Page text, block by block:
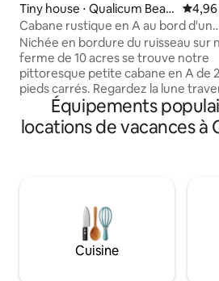
Tiny house ⋅ Qualicum Beac
h
4,96
Cabane rustique en A au bord d'un
ruisseau avec loft et terrasse
Nichée en bordure du ruisseau sur
ferme de 10 acres se trouve notre
pittoresque petite cabane en A de
pieds carrés. Regardez la lune
la fenêtre depuis le lit queen size
oreiller dans le loft. Au rez-de-
il y a un canapé convertible pour un
trouve un joli petit patio et un
directement sur la rive du ruisseau.
Observez les oiseaux, les cerfs et les
poissons. Nous avons des vaches,
Équipements
locations de vacances à
Cuisine